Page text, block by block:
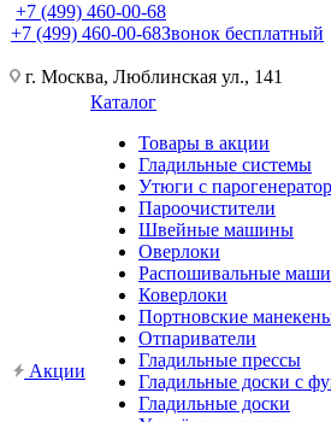
+7 (499) 460-00-68
+7 (499) 460-00-68Звонок бесплатный
г. Москва, Люблинская ул., 141
Акции
Каталог
Товары в акции
Гладильные системы
Утюги с
Пароочистители
Швейные машины
Оверлоки
Распошивальные
Коверлоки
Портновские
Отпариватели
Гладильные прессы
Гладильные доски с
Гладильные доски